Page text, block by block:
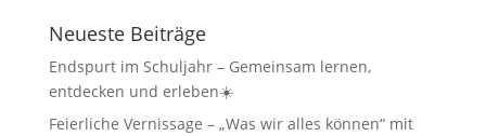
Neueste Beiträge
Endspurt im Schuljahr – Gemeinsam lernen,
entdecken und erleben☀️
Feierliche Vernissage – „Was wir alles können“ mit